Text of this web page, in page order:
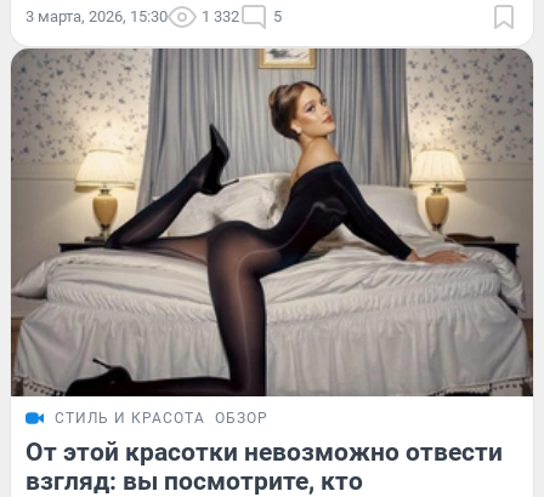
3 марта, 2026, 15:30 1 332 5
СТИЛЬ И КРАСОТА ОБЗОР
От этой красотки невозможно отвести
взгляд: вы посмотрите, кто